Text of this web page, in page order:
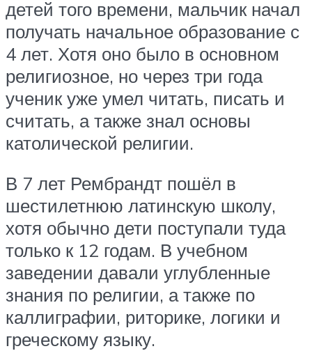
детей того времени, мальчик начал
получать начальное образование с
4 лет. Хотя оно было в основном
религиозное, но через три года
ученик уже умел читать, писать и
считать, а также знал основы
католической религии.
В 7 лет Рембрандт пошёл в
шестилетнюю латинскую школу,
хотя обычно дети поступали туда
только к 12 годам. В учебном
заведении давали углубленные
знания по религии, а также по
каллиграфии, риторике, логики и
греческому языку.